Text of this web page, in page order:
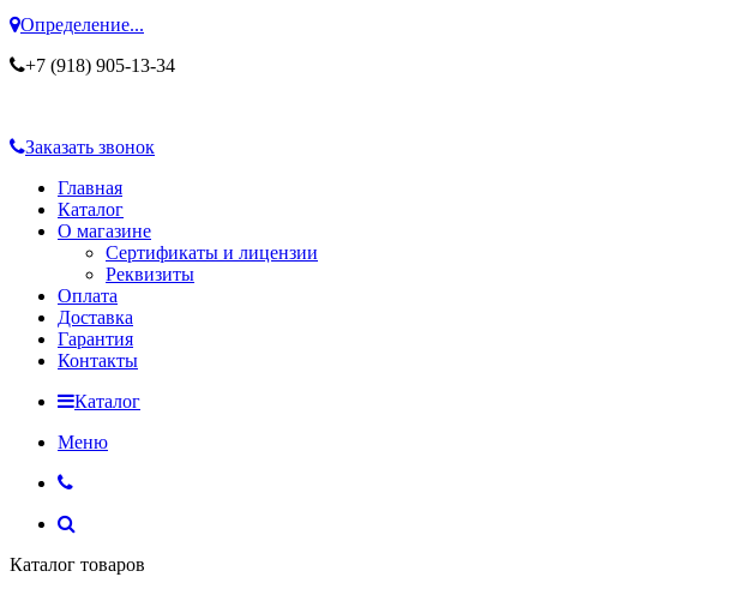
Определение...
+7 (918) 905-13-34
Заказать звонок
Главная
Каталог
О магазине
Сертификаты и лицензии
Реквизиты
Оплата
Доставка
Гарантия
Контакты
Каталог
Меню
Каталог товаров